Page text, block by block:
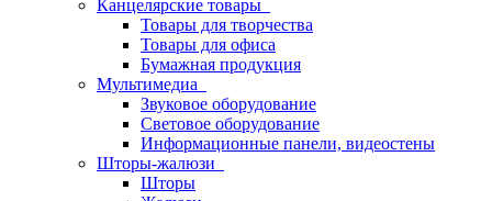
Канцелярские товары
Товары для творчества
Товары для офиса
Бумажная продукция
Мультимедиа
Звуковое оборудование
Световое оборудование
Информационные панели, видеостены
Шторы-жалюзи
Шторы